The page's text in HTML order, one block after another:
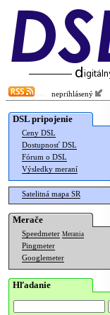
neprihlásený
DSL pripojenie
Ceny DSL
Dostupnosť DSL
Fórum o DSL
Výsledky meraní
Satelitná mapa SR
Merače
Speedmeter Merania
Pingmeter
Googlemeter
Hľadanie